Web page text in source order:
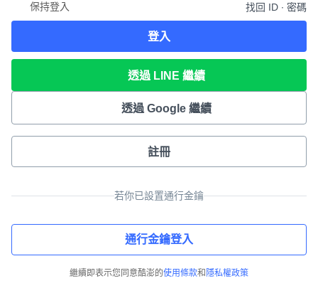
保持登入 找回 ID ∙ 密碼
登入
透過 LINE 繼續
透過 Google 繼續
註冊
若你已設置通行金鑰
通行金鑰登入
繼續即表示您同意酷澎的使用條款和 隱私權政策